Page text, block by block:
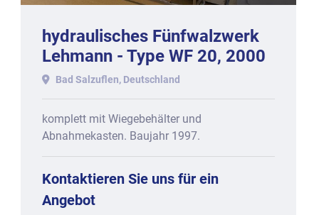
hydraulisches Fünfwalzwerk
Lehmann - Type WF 20, 2000
mm Walzenbreite.
Bad Salzuflen, Deutschland
komplett mit Wiegebehälter und
Abnahmekasten. Baujahr 1997.
Kontaktieren Sie uns für ein
Angebot